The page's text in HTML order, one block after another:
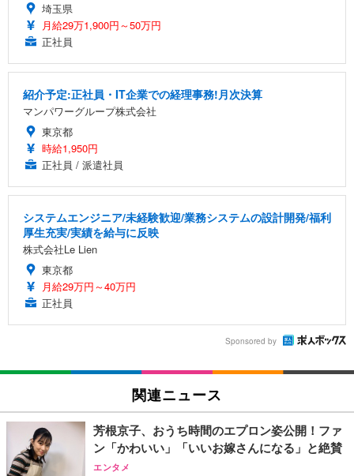
埼玉県
月給29万1,900円～50万円
正社員
紹介予定:正社員・IT企業での経理事務!月次決算
マンパワーグループ株式会社
東京都
時給1,950円
正社員 / 派遣社員
システムエンジニア/未経験歓迎/業務システムの設計開発/福利
厚生充実/実績を給与に反映
株式会社Le Lien
東京都
月給29万円～40万円
正社員
Sponsored by
関連ニュース
芳根京子、おうち時間のエプロン姿公開！ファ
ン「かわいい」「いいお嫁さんになる」と絶賛
エンタメ